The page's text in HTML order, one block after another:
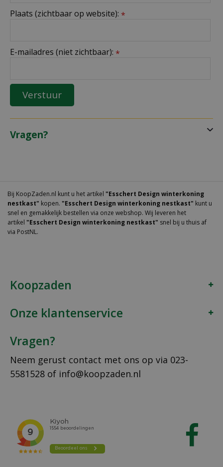
Plaats (zichtbaar op website): *
E-mailadres (niet zichtbaar): *
Vragen?
Bij KoopZaden.nl kunt u het artikel "Esschert Design winterkoning
nestkast" kopen. "Esschert Design winterkoning nestkast" kunt u
snel en gemakkelijk bestellen via onze webshop. Wij leveren het
artikel "Esschert Design winterkoning nestkast" snel bij u thuis af
via PostNL.
Koopzaden
Onze klantenservice
Vragen?
Neem gerust contact met ons op via 023-
5581528 of info@koopzaden.nl